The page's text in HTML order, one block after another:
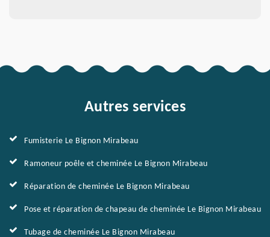
Autres services
Fumisterie Le Bignon Mirabeau
Ramoneur poêle et cheminée Le Bignon Mirabeau
Réparation de cheminée Le Bignon Mirabeau
Pose et réparation de chapeau de cheminée Le Bignon Mirabeau
Tubage de cheminée Le Bignon Mirabeau